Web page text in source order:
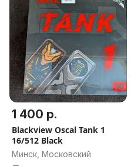
1 400 р.
Blackview Oscal Tank 1
16/512 Black
Минск, Московский